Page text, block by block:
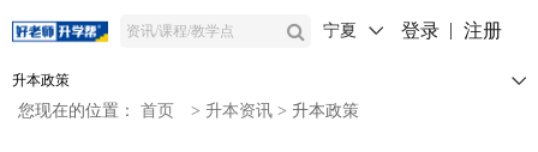
宁夏 登录 注册
升本政策
您现在的位置： 首页 > 升本资讯 > 升本政策